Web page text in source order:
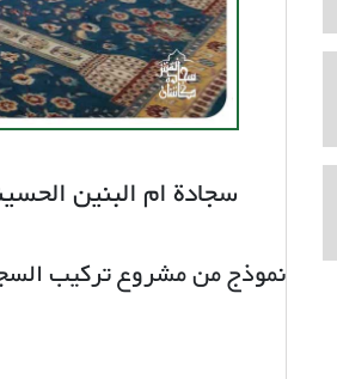
سجادة ام البنين
نموذج من مشروع تركيب